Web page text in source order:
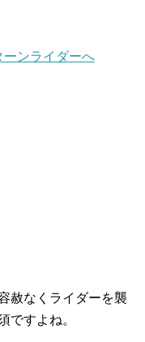
赦なくライダーを襲
ですよね。